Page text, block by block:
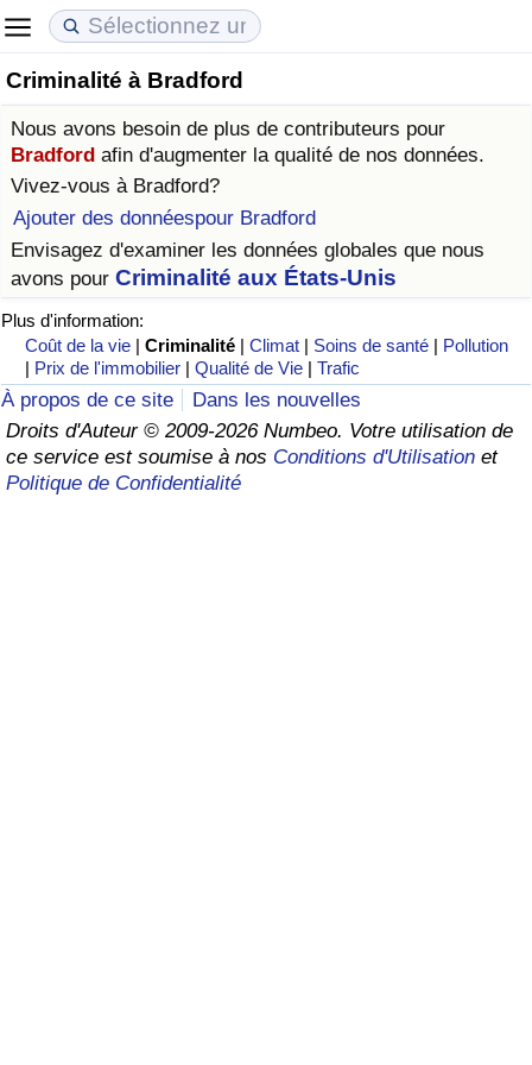
Criminalité à Bradford
Nous avons besoin de plus de contributeurs pour
Bradford afin d'augmenter la qualité de nos données.
Vivez-vous à Bradford?
Ajouter des donnéespour Bradford
Envisagez d'examiner les données globales que nous
avons pour Criminalité aux États-Unis
Plus d'information:
Coût de la vie |Criminalité |Climat | Soins de santé | Pollution
| Prix de l'immobilier |Qualité de Vie |Trafic
À propos de ce site
Dans les nouvelles
Droits d'Auteur © 2009-2026 Numbeo. Votre utilisation de
ce service est soumise à nos Conditions d'Utilisation et
Politique de Confidentialité
Coût de la vie
Indice du Coût de la Vie (Actuel)
Indice du Coût de la Vie
Indice du coût de la vie par pays
à Akaba
Prix de l'immobilier
Indice des Prix de l'immobilier (Actuel)
Indice des Prix de l'immobilier
Indice des Prix de l'immobilier par Pays
Qualité de Vie
Indice de Qualité de Vie
Indice de Qualité de Vie (Actuel)
Indice de qualité de vie par pays
Criminalité
Indice de Criminalité (Actuel)
Indice de Criminalité